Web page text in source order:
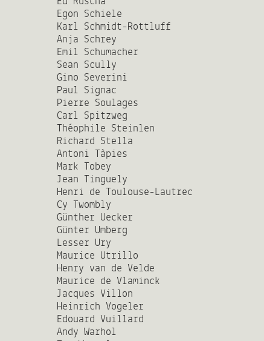
Egon Schiele
Karl Schmidt-Rottluff
Anja Schrey
Emil Schumacher
Sean Scully
Gino Severini
Paul Signac
Pierre Soulages
Carl Spitzweg
Théophile Steinlen
Richard Stella
Antoni Tàpies
Mark Tobey
Jean Tinguely
Henri de Toulouse-Lautrec
Cy Twombly
Günther Uecker
Günter Umberg
Lesser Ury
Maurice Utrillo
Henry van de Velde
Maurice de Vlaminck
Jacques Villon
Heinrich Vogeler
Edouard Vuillard
Andy Warhol